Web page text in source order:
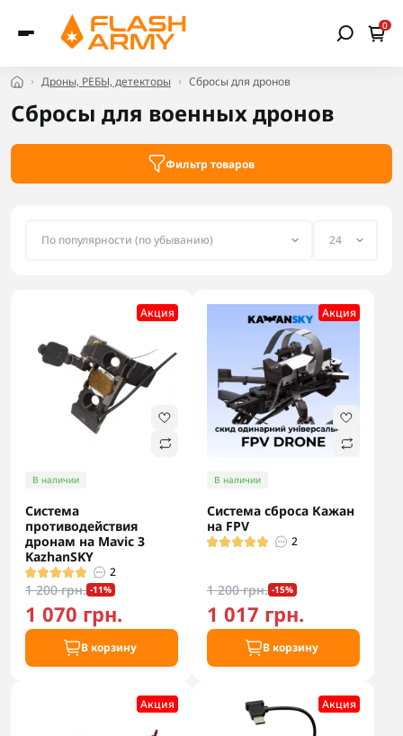
0
Дроны, РЕБЫ, детекторы Сбросы для дронов
Сбросы для военных дронов
Фильтр товаров
Акция
В наличии
Система
противодействия
дронам на Mavic 3
KazhanSKY
2
1 200 грн. -11%
1 070 грн.
В корзину
Акция
В наличии
Система сброса Кажан
на FPV
2
1 200 грн. -15%
1 017 грн.
В корзину
Акция Акция